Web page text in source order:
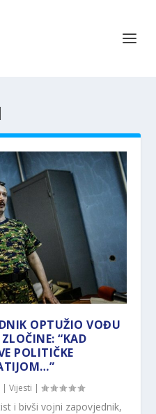
OPTUŽIO VOĐU
“KAD
POLITIČKE
|Vijesti |
i bivši vojni zapovjednik,